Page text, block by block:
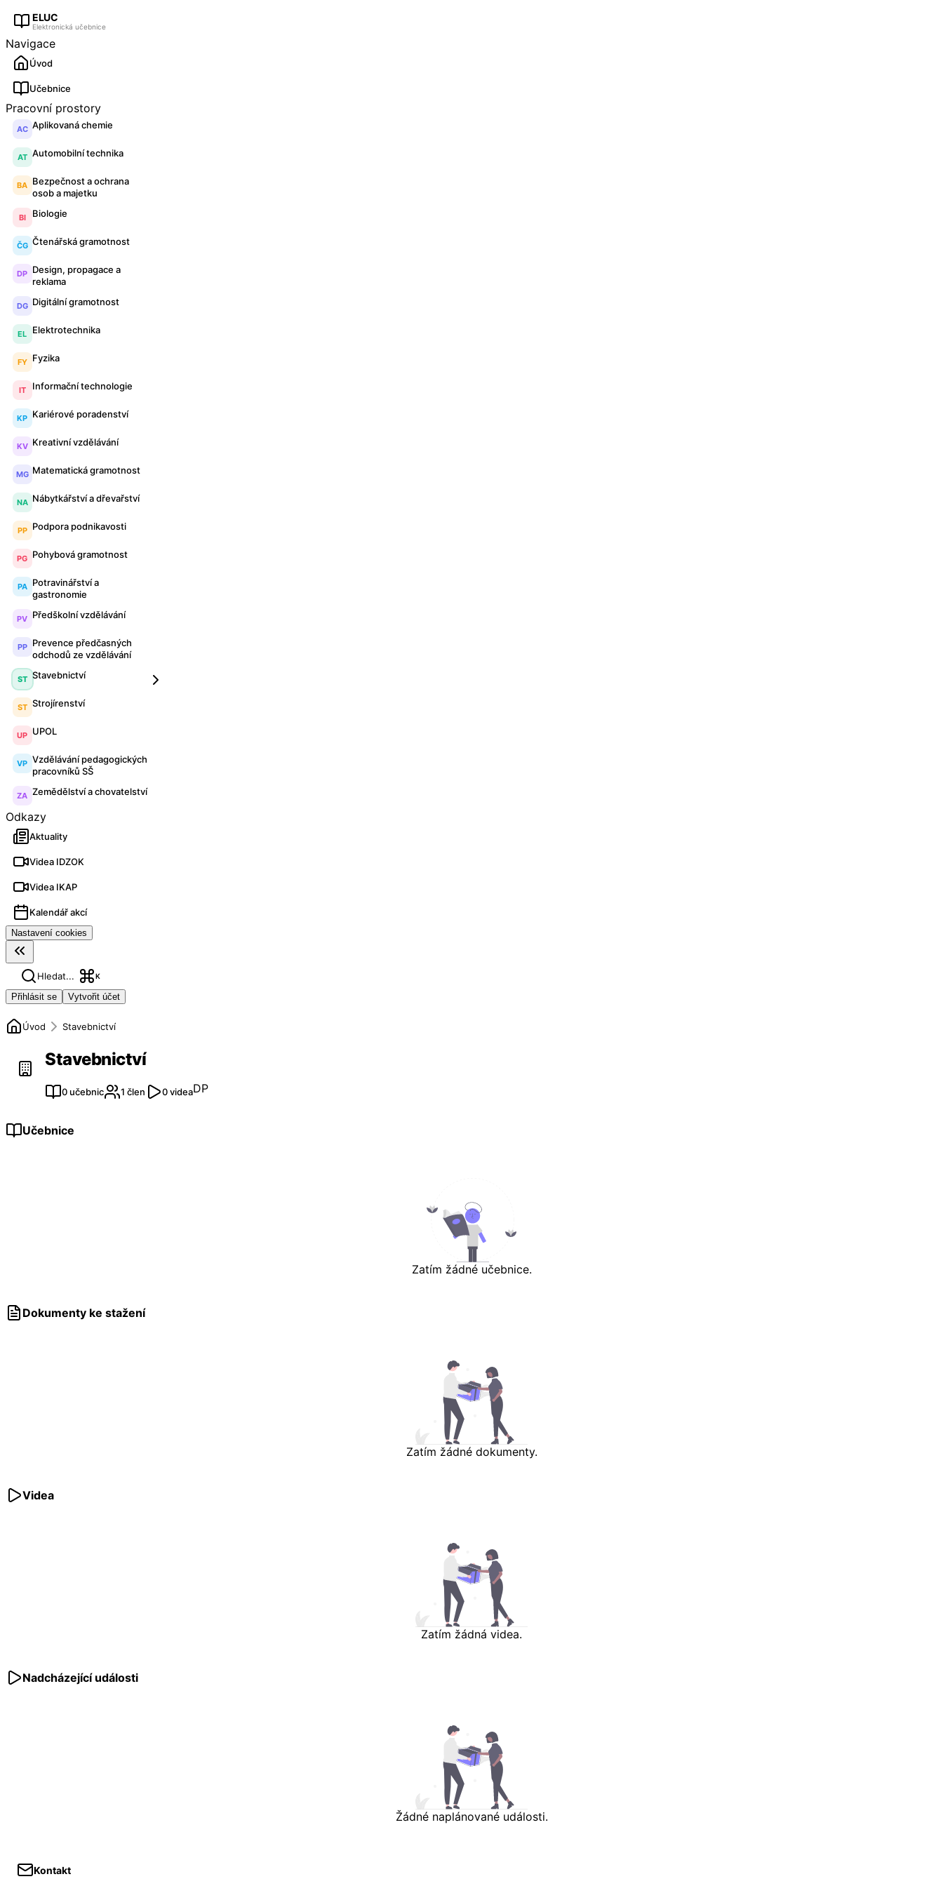
ELUC
Elektronická učebnice
Navigace
Úvod
Učebnice
Pracovní prostory
AC Aplikovaná chemie
AT Automobilní technika
BA Bezpečnost a ochrana
osob a majetku
BI Biologie
ČG Čtenářská gramotnost
DP Design, propagace a
reklama
DG Digitální gramotnost
EL Elektrotechnika
FY Fyzika
IT Informační technologie
KP Kariérové poradenství
KV Kreativní vzdělávání
MG Matematická gramotnost
NA Nábytkářství a dřevařství
PP Podpora podnikavosti
PG Pohybová gramotnost
PA Potravinářství a
gastronomie
PV Předškolní vzdělávání
PP Prevence předčasných
odchodů ze vzdělávání
ST Stavebnictví
ST Strojírenství
UP UPOL
VP Vzdělávání pedagogických
pracovníků SŠ
ZA Zemědělství a chovatelství
Odkazy
Aktuality
Videa IDZOK
Videa IKAP
Kalendář akcí
Nastavení cookies
Hledat... K
Přihlásit se Vytvořit účet
Úvod Stavebnictví
Stavebnictví
0 učebnic 1 člen 0 videaDP
Učebnice
Zatím žádné učebnice.
Dokumenty ke stažení
Zatím žádné dokumenty.
Videa
Zatím žádná videa.
Nadcházející události
Žádné naplánované události.
Kontakt